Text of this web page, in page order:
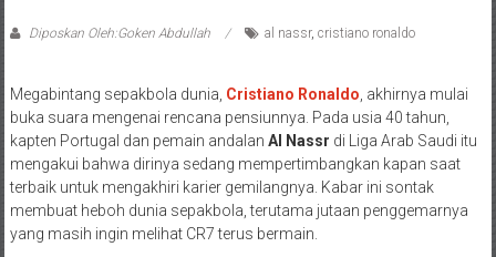
Diposkan Oleh:Goken Abdullah al nassr, cristiano ronaldo
Megabintang sepakbola dunia, Cristiano Ronaldo , akhirnya mulai
buka suara mengenai rencana pensiunnya. Pada usia 40 tahun,
kapten Portugal dan pemain andalan Al Nassr di Liga Arab Saudi itu
mengakui bahwa dirinya sedang mempertimbangkan kapan saat
terbaik untuk mengakhiri karier gemilangnya. Kabar ini sontak
membuat heboh dunia sepakbola, terutama jutaan penggemarnya
yang masih ingin melihat CR7 terus bermain.